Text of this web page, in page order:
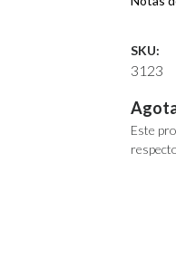
SKU:
3123
Este